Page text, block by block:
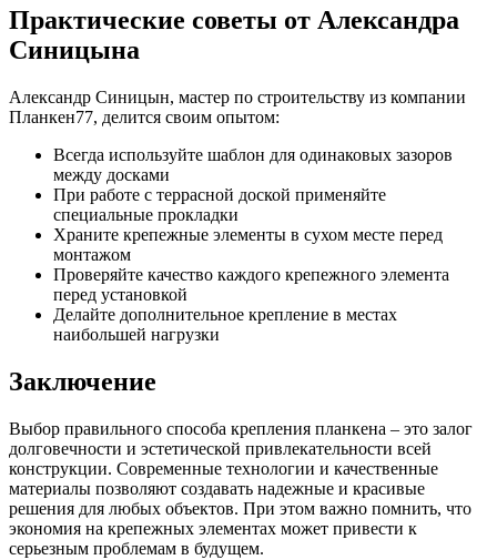
Практические советы от Александра
Синицына
Александр Синицын, мастер по строительству из компании
Планкен77, делится своим опытом:
Всегда используйте шаблон для одинаковых зазоров
между досками
При работе с террасной доской применяйте
специальные прокладки
Храните крепежные элементы в сухом месте перед
монтажом
Проверяйте качество каждого крепежного элемента
перед установкой
Делайте дополнительное крепление в местах
наибольшей нагрузки
Заключение
Выбор правильного способа крепления планкена – это залог
долговечности и эстетической привлекательности всей
конструкции. Современные технологии и качественные
материалы позволяют создавать надежные и красивые
решения для любых объектов. При этом важно помнить, что
экономия на крепежных элементах может привести к
серьезным проблемам в будущем.